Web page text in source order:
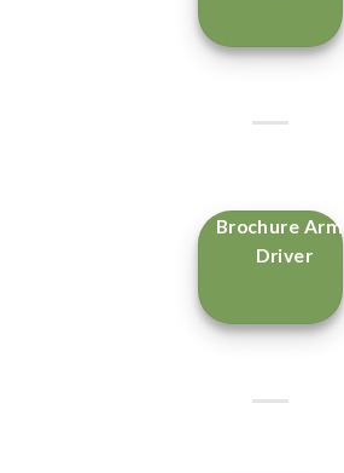
Brochure Army
Driver